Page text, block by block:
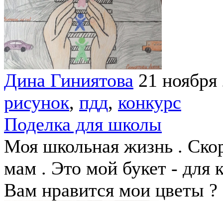
Дина Гиниятова 21 ноября
рисунок, пдд, конкурс
Поделка для школы
Моя школьная жизнь .
мам . Это мой букет - для
Вам нравится мои цветы ?